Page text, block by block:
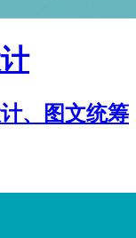
、图文统筹